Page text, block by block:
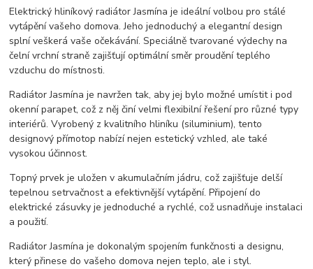
Elektrický hliníkový radiátor Jasmína je ideální volbou pro stálé
vytápění vašeho domova. Jeho jednoduchý a elegantní design
splní veškerá vaše očekávání. Speciálně tvarované výdechy na
čelní vrchní straně zajišťují optimální směr proudění teplého
vzduchu do místnosti.
Radiátor Jasmína je navržen tak, aby jej bylo možné umístit i pod
okenní parapet, což z něj činí velmi flexibilní řešení pro různé typy
interiérů. Vyrobený z kvalitního hliníku (siluminium), tento
designový přímotop nabízí nejen estetický vzhled, ale také
vysokou účinnost.
Topný prvek je uložen v akumulačním jádru, což zajišťuje delší
tepelnou setrvačnost a efektivnější vytápění. Připojení do
elektrické zásuvky je jednoduché a rychlé, což usnadňuje instalaci
a použití.
Radiátor Jasmína je dokonalým spojením funkčnosti a designu,
který přinese do vašeho domova nejen teplo, ale i styl.